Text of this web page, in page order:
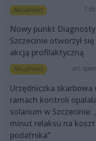
Aktualności 1
Nowy punkt
Szczecinie otworzył
akcją profilaktyczną
Aktualności art.
Urzędniczka skarbowa
ramach kontroli
solarium w Szczecinie.
minut relaksu na koszt
podatnika”